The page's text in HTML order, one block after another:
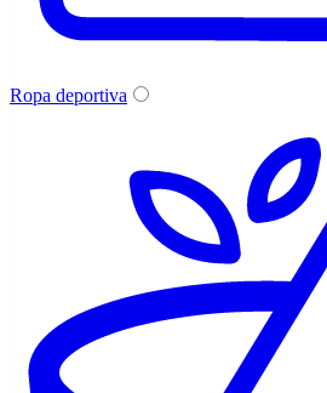
Ropa deportiva